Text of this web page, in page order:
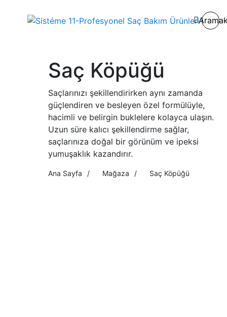
Saç Köpüğü
Saçlarınızı şekillendirirken aynı zamanda
güçlendiren ve besleyen özel formülüyle,
hacimli ve belirgin buklelere kolayca ulaşın.
Uzun süre kalıcı şekillendirme sağlar,
saçlarınıza doğal bir görünüm ve ipeksi
yumuşaklık kazandırır.
Ana Sayfa / Mağaza / Saç Köpüğü